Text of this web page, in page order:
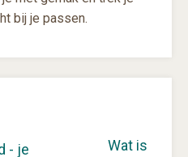
bij je passen.
Wat is